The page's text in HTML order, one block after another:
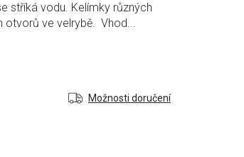
stříká vodu. Kelímky různých
otvorů ve velrybě. Vhod...
Možnosti doručení